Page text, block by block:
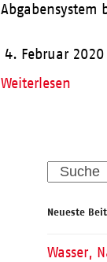
Abgabensystem
4. Februar 2020
Weiterlesen
Search
Neueste
Wasser,